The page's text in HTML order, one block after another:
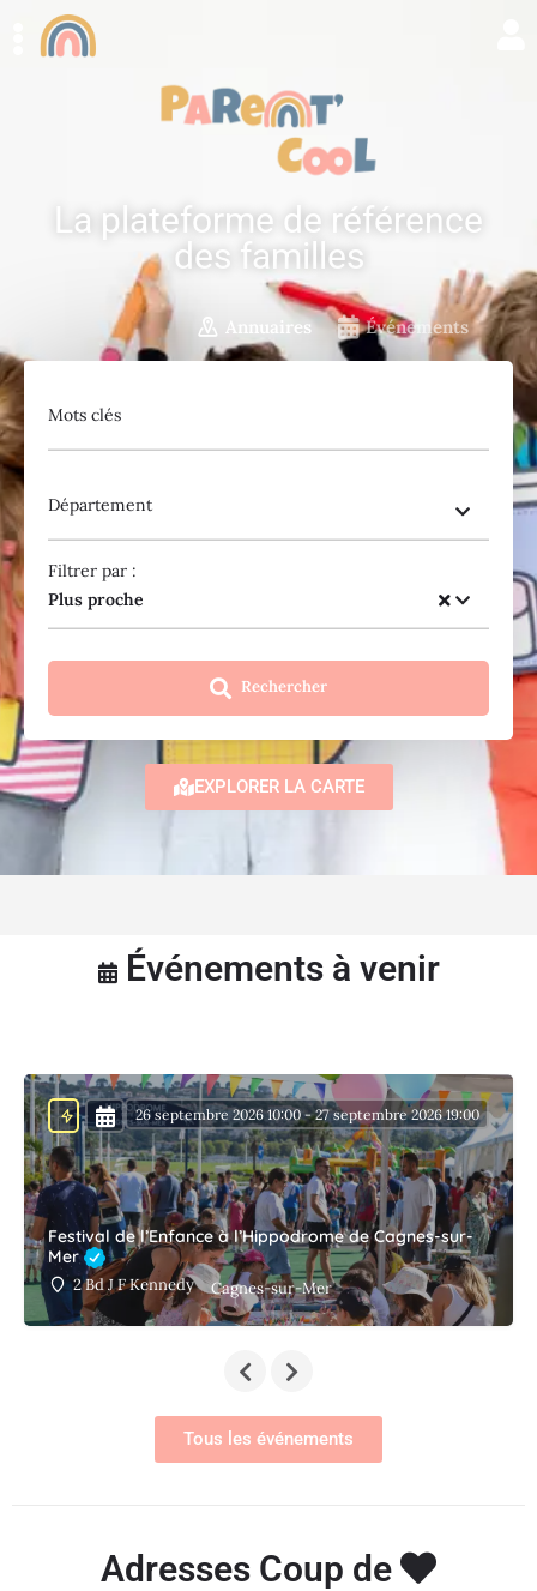
La plateforme de référence
des familles
Annuaires Événements
Mots clés
Département
Plus proche
Filtrer par :
Rechercher
EXPLORER LA CARTE
Événements à venir
Festival de l’Enfance à l’Hippodrome de Cagnes-sur-
Mer
2 Bd J F Kennedy Cagnes-sur-Mer
26 septembre 2026 10:00 - 27 septembre 2026 19:00
Tous les événements
Adresses Coup de